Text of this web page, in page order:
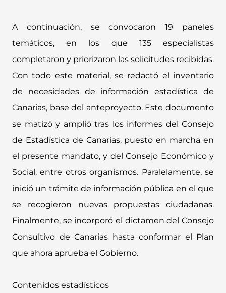
A continuación, se convocaron 19 paneles
temáticos, en los que 135 especialistas
completaron y priorizaron las solicitudes recibidas.
Con todo este material, se redactó el inventario
de necesidades de información estadística de
Canarias, base del anteproyecto. Este documento
se matizó y amplió tras los informes del Consejo
de Estadística de Canarias, puesto en marcha en
el presente mandato, y del Consejo Económico y
Social, entre otros organismos. Paralelamente, se
inició un trámite de información pública en el que
se recogieron nuevas propuestas ciudadanas.
Finalmente, se incorporó el dictamen del Consejo
Consultivo de Canarias hasta conformar el Plan
que ahora aprueba el Gobierno.
Contenidos estadísticos